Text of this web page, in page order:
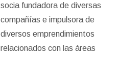
socia fundadora de diversas
compañías e impulsora de
diversos emprendimientos
relacionados con las áreas